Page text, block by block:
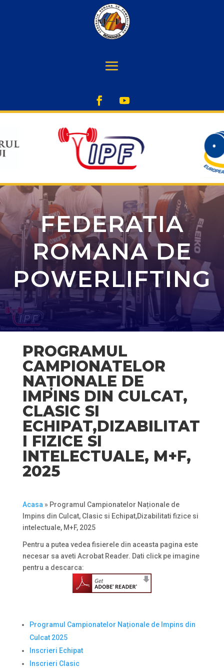
FEDERATIA
ROMANA DE
POWERLIFTING
PROGRAMUL
CAMPIONATELOR
NAȚIONALE DE
IMPINS DIN CULCAT,
CLASIC SI
ECHIPAT,DIZABILITAT
I FIZICE SI
INTELECTUALE, M+F,
2025
Acasa » Programul Campionatelor Naționale de
Impins din Culcat, Clasic si Echipat,Dizabilitati fizice si
intelectuale, M+F, 2025
Pentru a putea vedea fisierele din aceasta pagina este
necesar sa aveti Acrobat Reader. Dati click pe imagine
pentru a descarca:
Programul Campionatelor Naționale de Impins din
Culcat 2025
Inscrieri Echipat
Inscrieri Clasic